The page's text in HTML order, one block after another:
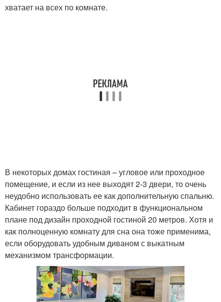
хватает на всех по комнате.
В некоторых домах гостиная – угловое или проходное
помещение, и если из нее выходят 2-3 двери, то очень
неудобно использовать ее как дополнительную спальню.
Кабинет гораздо больше подходит в функциональном
плане под дизайн проходной гостиной 20 метров. Хотя и
как полноценную комнату для сна она тоже применима,
если оборудовать удобным диваном с выкатным
механизмом трансформации.